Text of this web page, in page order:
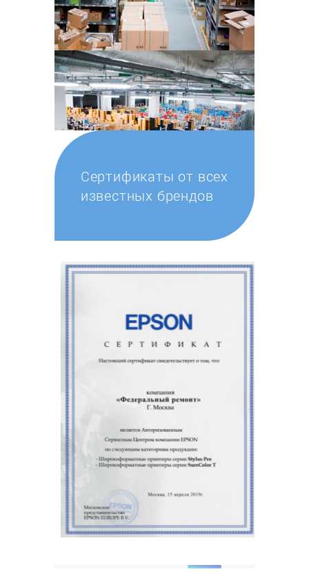
Сертификаты от всех
известных брендов